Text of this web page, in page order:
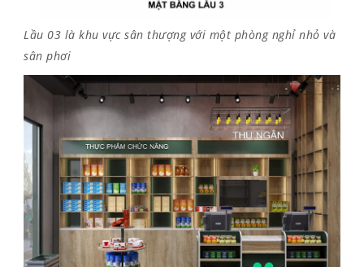
Lầu 03 là khu vực sân thượng với một phòng nghỉ nhỏ và
sân phơi